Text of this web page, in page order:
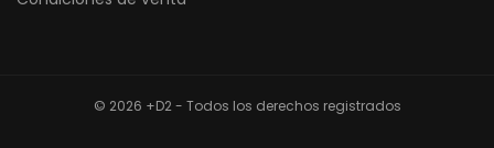
© 2026 +D2 - Todos los derechos registrados